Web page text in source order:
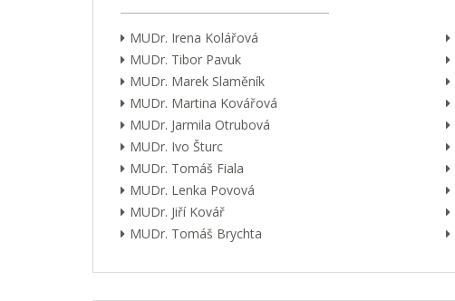
MUDr. Irena Kolářová
MUDr. Tibor Pavuk
MUDr. Marek Slaměník
MUDr. Martina Kovářová
MUDr. Jarmila Otrubová
MUDr. Ivo Šturc
MUDr. Tomáš Fiala
MUDr. Lenka Povová
MUDr. Jiří Kovář
MUDr. Tomáš Brychta